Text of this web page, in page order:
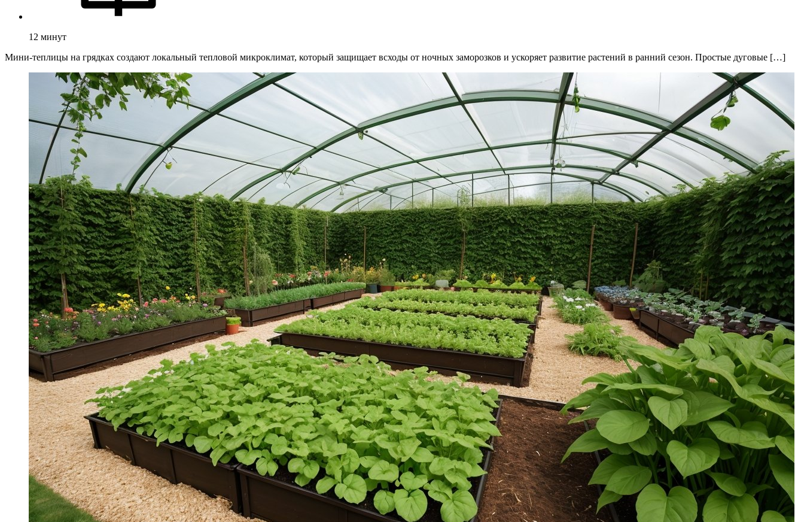
12 минут
Мини‑теплицы на грядках создают локальный тепловой микроклимат, который защищает всходы от ночных заморозков и ускоряет развитие растений в ранний сезон. Простые дуговые […]